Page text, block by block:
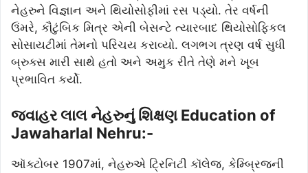
નેહરુને વિજ્ઞાન અને થિયોસોફીમાં રસ પડ્યો. તેર વર્ષની
ઉંમરે, કૌટુંબિક મિત્ર એની બેસન્ટે ત્યારબાદ થિયોસોફિકલ
સોસાયટીમાં તેમનો પરિચય કરાવ્યો. લગભગ ત્રણ વર્ષ સુધી
બ્રુક્સ મારી સાથે હતો અને અમુક રીતે તેણે મને ખૂબ
પ્રભાવિત કર્યો.
જવાહર લાલ નેહરુનું શિક્ષણ Education of
Jawaharlal Nehru:-
ઑક્ટોબર 1907માં, નેહરુએ ટ્રિનિટી કૉલેજ, કેમ્બ્રિજની